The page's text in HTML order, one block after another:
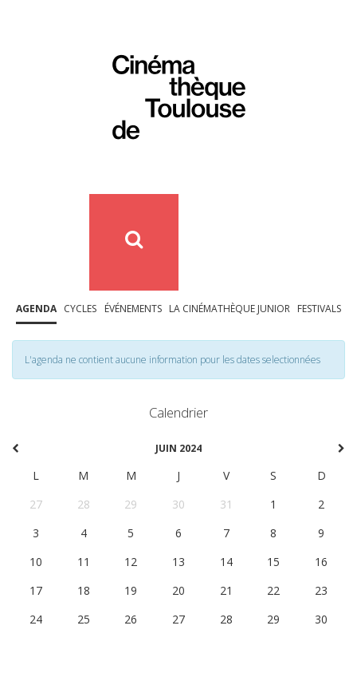
AGENDA CYCLES ÉVÉNEMENTS LA CINÉMATHÈQUE JUNIOR FESTIVALS
L'agenda ne contient aucune information pour les dates selectionnées
Calendrier
JUIN 2024
L M M J V S
D
27
28 29 30 31 1
2
3
4 5 6 7 8
9
10
11 12 13 14 15
16
17
18 19 20 21 22
23
24
25 26 27 28 29 30